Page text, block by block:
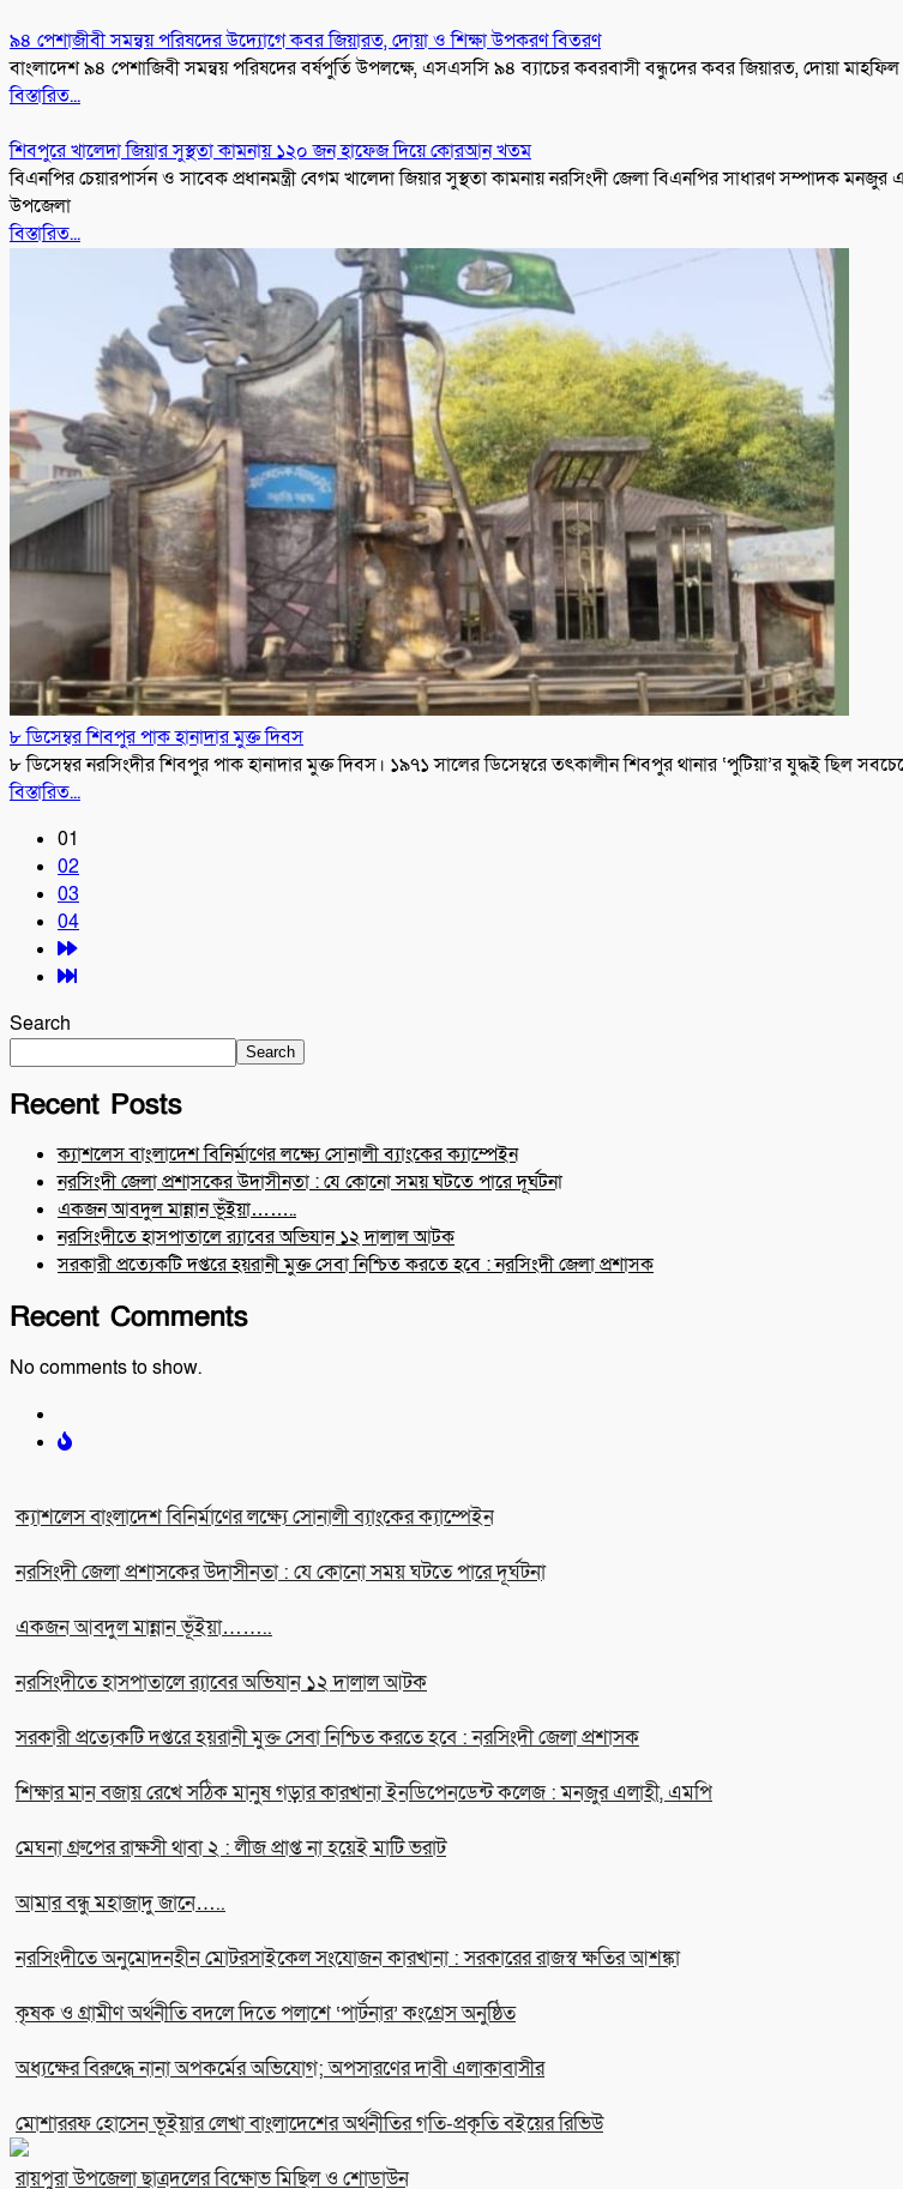
৯৪ পেশাজীবী সমন্বয় পরিষদের উদ্যোগে কবর জিয়ারত, দোয়া ও শিক্ষা উপকরণ বিতরণ
বাংলাদেশ ৯৪ পেশাজিবী সমন্বয় পরিষদের বর্ষপুর্তি উপলক্ষে, এসএসসি ৯৪ ব্যাচের কবরবাসী বন্ধুদের কবর জিয়ারত, দোয়া
বিস্তারিত...
শিবপুরে খালেদা জিয়ার সুস্থতা কামনায় ১২০ জন হাফেজ দিয়ে কোরআন খতম
বিএনপির চেয়ারপার্সন ও সাবেক প্রধানমন্ত্রী বেগম খালেদা জিয়ার সুস্থতা কামনায় নরসিংদী জেলা বিএনপির সাধারণ সম্পাদক
উপজেলা
বিস্তারিত...
৮ ডিসেম্বর শিবপুর পাক হানাদার মুক্ত দিবস
৮ ডিসেম্বর নরসিংদীর শিবপুর পাক হানাদার মুক্ত দিবস। ১৯৭১ সালের ডিসেম্বরে তৎকালীন শিবপুর থানার ‘পুটিয়া’র যুদ্ধই ছিল
বিস্তারিত...
01
02
03
04
Search
Search
Recent Posts
ক্যাশলেস বাংলাদেশ বিনির্মাণের লক্ষ্যে সোনালী ব্যাংকের ক্যাম্পেইন
নরসিংদী জেলা প্রশাসকের উদাসীনতা : যে কোনো সময় ঘটতে পারে দূর্ঘটনা
একজন আবদুল মান্নান ভূঁইয়া……..
নরসিংদীতে হাসপাতালে র‍্যাবের অভিযান ১২ দালাল আটক
সরকারী প্রত্যেকটি দপ্তরে হয়রানী মুক্ত সেবা নিশ্চিত করতে হবে : নরসিংদী জেলা প্রশাসক
Recent Comments
No comments to show.
ক্যাশলেস বাংলাদেশ বিনির্মাণের লক্ষ্যে সোনালী ব্যাংকের ক্যাম্পেইন
নরসিংদী জেলা প্রশাসকের উদাসীনতা : যে কোনো সময় ঘটতে পারে দূর্ঘটনা
একজন আবদুল মান্নান ভূঁইয়া……..
নরসিংদীতে হাসপাতালে র‍্যাবের অভিযান ১২ দালাল আটক
সরকারী প্রত্যেকটি দপ্তরে হয়রানী মুক্ত সেবা নিশ্চিত করতে হবে : নরসিংদী জেলা প্রশাসক
শিক্ষার মান বজায় রেখে সঠিক মানুষ গড়ার কারখানা ইনডিপেনডেন্ট কলেজ : মনজুর এলাহী, এমপি
মেঘনা গ্রুপের রাক্ষসী থাবা ২ : লীজ প্রাপ্ত না হয়েই মাটি ভরাট
আমার বন্ধু মহাজাদু জানে…..
নরসিংদীতে অনুমোদনহীন মোটরসাইকেল সংযোজন কারখানা : সরকারের রাজস্ব ক্ষতির আশঙ্কা
কৃষক ও গ্রামীণ অর্থনীতি বদলে দিতে পলাশে ‘পার্টনার’ কংগ্রেস অনুষ্ঠিত
অধ্যক্ষের বিরুদ্ধে নানা অপকর্মের অভিযোগ; অপসারণের দাবী এলাকাবাসীর
মোশাররফ হোসেন ভূইয়ার লেখা বাংলাদেশের অর্থনীতির গতি-প্রকৃতি বইয়ের রিভিউ
রায়পুরা উপজেলা ছাত্রদলের বিক্ষোভ মিছিল ও শোডাউন